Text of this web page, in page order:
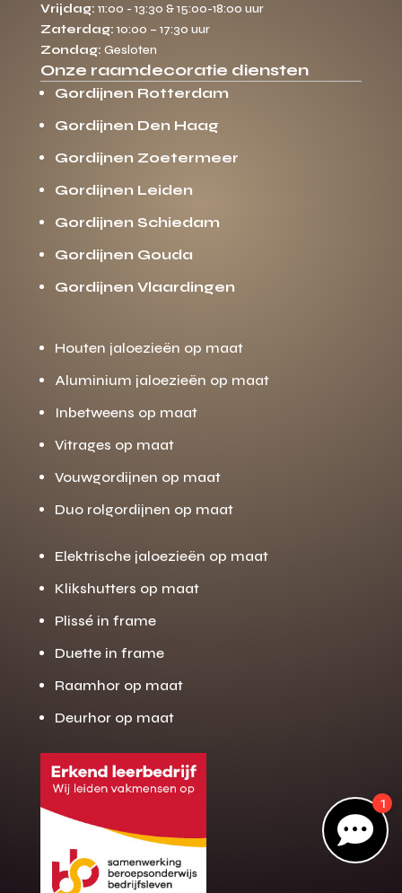
Gratis offerte
op maat?
Binnen 24 uur jouw gratis offerte
100+ stoffen
Direct bellen
Vrijdag: 11:00 - 13:30 & 15:00-18:00 uur
Zaterdag: 10:00 – 17:30 uur
Zondag: Gesloten
Onze raamdecoratie diensten
Gordijnen Rotterdam
Gordijnen Den Haag
Gordijnen Zoetermeer
Gordijnen Leiden
Gordijnen Schiedam
Gordijnen Gouda
Gordijnen Vlaardingen
Houten jaloezieën op maat
Aluminium jaloezieën op maat
Inbetweens op maat
Vitrages op maat
Vouwgordijnen op maat
Duo rolgordijnen op maat
Elektrische jaloezieën op maat
Klikshutters op maat
Plissé in frame
Duette in frame
Raamhor op maat
Deurhor op maat

1